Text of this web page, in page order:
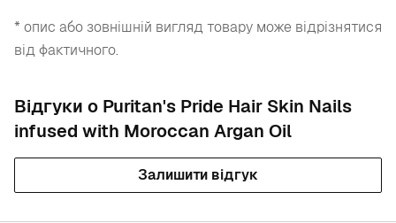
* опис або зовнішній вигляд товару може відрізнятися
від фактичного.
Відгуки о Puritan's Pride Hair Skin Nails
infused with Moroccan Argan Oil
Залишити відгук